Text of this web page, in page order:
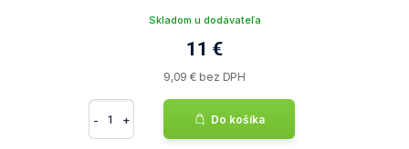
Skladom u dodávateľa
11 €
9,09 € bez DPH
- + Do košíka